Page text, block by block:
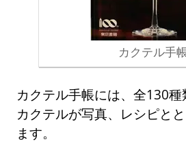
カクテル手
カクテル手帳には、全130
カクテルが写真、レシピと
ます。